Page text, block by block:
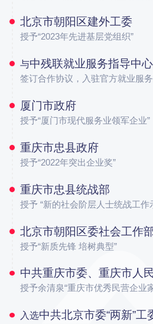
北京市朝阳区建外工委
授予“2023年先进基层党组织”
与中残联就业服务指导中心
签订合作协议，入驻官方就业服
厦门市政府
授予“厦门市现代服务业领军企业”
重庆市忠县政府
授予“2022年突出企业奖”
重庆市忠县统战部
授予 “新的社会阶层人士统战工作
北京市朝阳区委社会工作
授予“新质先锋 培树典型”
中共重庆市委、重庆市人
授予余清泉“重庆市优秀民营企业
入选中共北京市委“两新”工